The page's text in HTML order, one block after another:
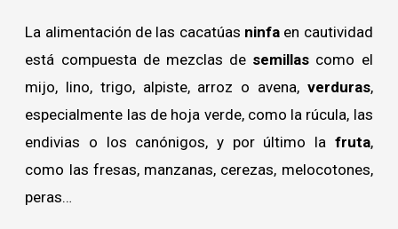
La alimentación de las cacatúas ninfa en cautividad
está compuesta de mezclas de semillas como el
mijo, lino, trigo, alpiste, arroz o avena, verduras,
especialmente las de hoja verde, como la rúcula, las
endivias o los canónigos, y por último la fruta,
como las fresas, manzanas, cerezas, melocotones,
peras…